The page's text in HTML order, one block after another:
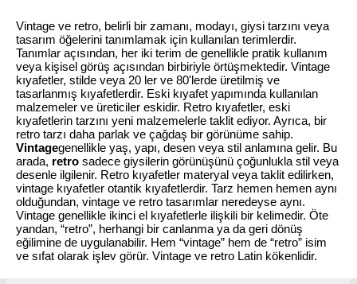
Vintage ve retro, belirli bir zamanı, modayı, giysi tarzını veya
tasarım öğelerini tanımlamak için kullanılan terimlerdir.
Tanımlar açısından, her iki terim de genellikle pratik kullanım
veya kişisel görüş açısından birbiriyle örtüşmektedir. Vintage
kıyafetler, stilde veya 20 ler ve 80'lerde üretilmiş ve
tasarlanmış kıyafetlerdir. Eski kıyafet yapımında kullanılan
malzemeler ve üreticiler eskidir. Retro kıyafetler, eski
kıyafetlerin tarzını yeni malzemelerle taklit ediyor. Ayrıca, bir
retro tarzı daha parlak ve çağdaş bir görünüme sahip.
Vintagegenellikle yaş, yapı, desen veya stil anlamına gelir. Bu
arada, retro sadece giysilerin görünüşünü çoğunlukla stil veya
desenle ilgilenir. Retro kıyafetler materyal veya taklit edilirken,
vintage kıyafetler otantik kıyafetlerdir. Tarz hemen hemen aynı
olduğundan, vintage ve retro tasarımlar neredeyse aynı.
Vintage genellikle ikinci el kıyafetlerle ilişkili bir kelimedir. Öte
yandan, “retro”, herhangi bir canlanma ya da geri dönüş
eğilimine de uygulanabilir. Hem “vintage” hem de “retro” isim
ve sıfat olarak işlev görür. Vintage ve retro Latin kökenlidir.